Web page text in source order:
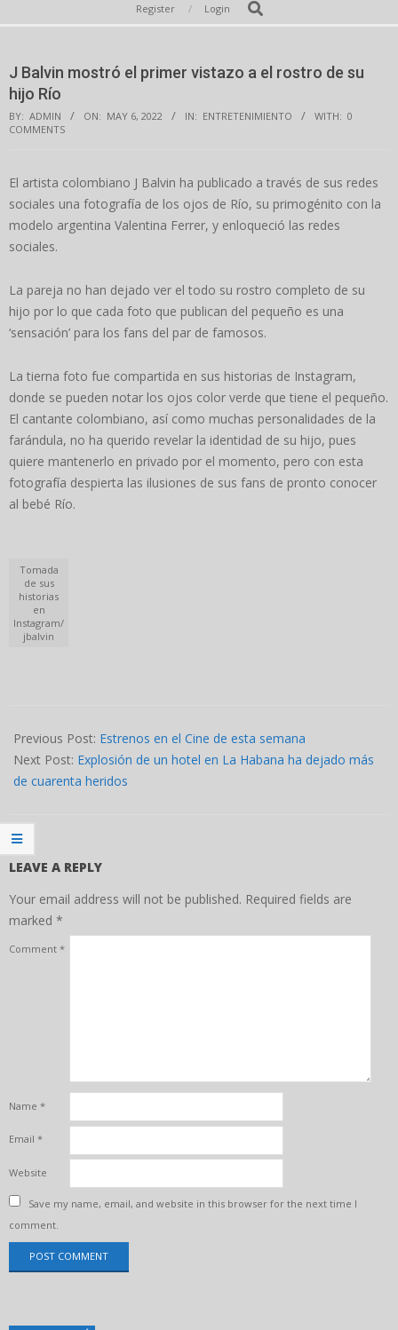
Navigation
Register Login Search
J Balvin mostró el primer vistazo a el rostro de su
hijo Río
BY: ADMIN ON: MAY 6, 2022 IN: ENTRETENIMIENTO WITH: 0
COMMENTS
El artista colombiano J Balvin ha publicado a través de sus redes
sociales una fotografía de los ojos de Río, su primogénito con la
modelo argentina Valentina Ferrer, y enloqueció las redes
sociales.
La pareja no han dejado ver el todo su rostro completo de su
hijo por lo que cada foto que publican del pequeño es una
‘sensación’ para los fans del par de famosos.
La tierna foto fue compartida en sus historias de Instagram,
donde se pueden notar los ojos color verde que tiene el pequeño.
El cantante colombiano, así como muchas personalidades de la
farándula, no ha querido revelar la identidad de su hijo, pues
quiere mantenerlo en privado por el momento, pero con esta
fotografía despierta las ilusiones de sus fans de pronto conocer
al bebé Río.
Tomada
de sus
historias
en
Instagram/
jbalvin
05-
06
Previous Post: Estrenos en el Cine de esta semana
Next Post: Explosión de un hotel en La Habana ha dejado más
de cuarenta heridos
LEAVE A REPLY
Your email address will not be published. Required fields are
marked *
Comment *
Name *
Email *
Website
Save my name, email, and website in this browser for the next time I
comment.